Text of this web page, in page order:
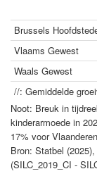
Brussels
Vlaams Gewest
Waals Gewest
//: Gemiddelde
Noot: Breuk in
kinderarmoede in
17% voor
Bron: Statbel
(SILC_2019_CI -